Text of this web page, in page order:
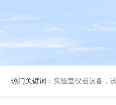
热门关键词： 实验室仪器设备，试